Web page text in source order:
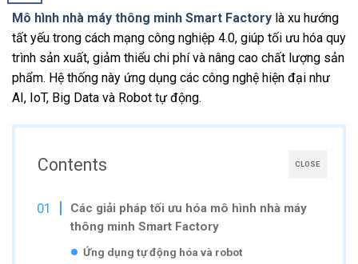
Mô hình nhà máy thông minh Smart Factory là xu hướng
tất yếu trong cách mạng công nghiệp 4.0, giúp tối ưu hóa quy
trình sản xuất, giảm thiểu chi phí và nâng cao chất lượng sản
phẩm. Hệ thống này ứng dụng các công nghệ hiện đại như
AI, IoT, Big Data và Robot tự động.
CLOSE
Contents
Các giải pháp tối ưu hóa mô hình nhà máy
thông minh Smart Factory
Ứng dụng tự động hóa và robot